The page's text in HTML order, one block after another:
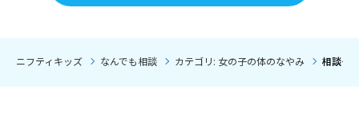
ニフティキッズ なんでも相談 カテゴリ: 女の子の体のなやみ 相談タ